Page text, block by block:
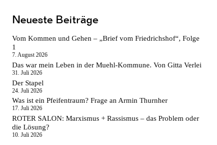
Neueste Beiträge
Vom Kommen und Gehen – „Brief vom Friedrichshof“, Folge
1
7. August 2026
Das war mein Leben in der Muehl-Kommune. Von Gitta Verlei
31. Juli 2026
Der Stapel
24. Juli 2026
Was ist ein Pfeifentraum? Frage an Armin Thurnher
17. Juli 2026
ROTER SALON: Marxismus + Rassismus – das Problem oder
die Lösung?
10. Juli 2026